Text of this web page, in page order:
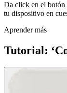
Da click en el botón
tu dispositivo en
Aprender más
Tutorial: